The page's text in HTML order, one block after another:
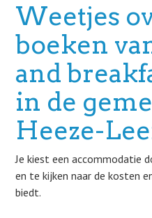
Weetjes
boeken
and
in de
Heeze-
Je kiest een accommodatie
en te kijken naar de kosten
biedt.